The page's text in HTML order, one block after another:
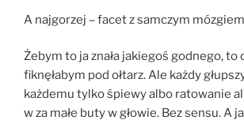
A najgorzej – facet z samczym
Żebym to ja znała jakiegoś godnego, to
fiknęłabym pod ołtarz. Ale każdy
każdemu tylko śpiewy albo ratowanie
w za małe buty w głowie. Bez sensu. A